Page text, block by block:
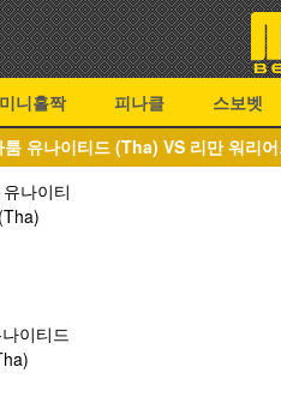
미니홀짝 피나클
스보벳
툼 유나이티드 (Tha) VS 리만 워리
이티드